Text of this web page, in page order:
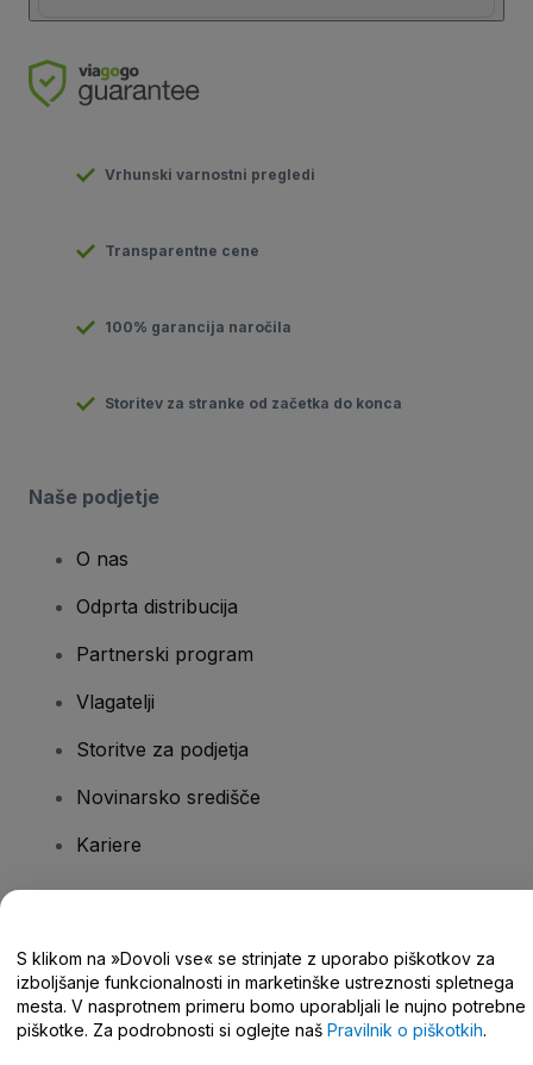
Vrhunski varnostni pregledi
Transparentne cene
100% garancija naročila
Storitev za stranke od začetka do konca
Naše podjetje
O nas
Odprta distribucija
Partnerski program
Vlagatelji
Storitve za podjetja
Novinarsko središče
Kariere
Središče za pomoč/stik z nami
S klikom na »Dovoli vse« se strinjate z uporabo piškotkov za
izboljšanje funkcionalnosti in marketinške ustreznosti spletnega
mesta. V nasprotnem primeru bomo uporabljali le nujno potrebne
piškotke. Za podrobnosti si oglejte naš Pravilnik o piškotkih.